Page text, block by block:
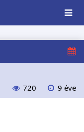
720 9 éve